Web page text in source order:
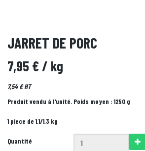
JARRET DE PORC
7,95 €/ kg
7,54 € HT
Produit vendu à l'unité. Poids moyen : 1250 g
1 piece de 1,1/1,3 kg
Quantité